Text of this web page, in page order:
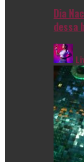
Dia
dessa